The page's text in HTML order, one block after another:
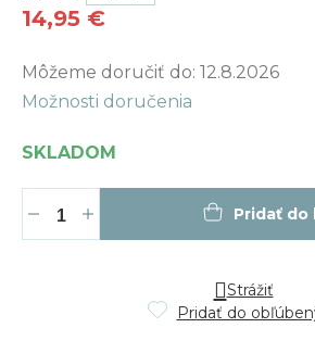
14,95 €
cena:
SKLADOM
Môžeme doručiť do: 12.8.2026
Možnosti doručenia
Pridať do
Strážiť
Pridať do